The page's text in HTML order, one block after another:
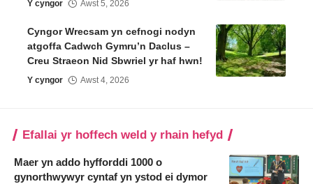
Y cyngor Awst 5, 2026
Cyngor Wrecsam yn cefnogi nodyn
atgoffa Cadwch Gymru’n Daclus –
Creu Straeon Nid Sbwriel yr haf hwn!
Y cyngor Awst 4, 2026
Efallai yr hoffech weld y rhain hefyd
Maer yn addo hyfforddi 1000 o
gynorthwywyr cyntaf yn ystod ei dymor